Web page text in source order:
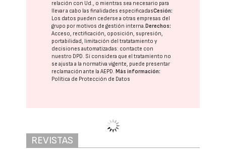
relación con Ud., o mientras sea necesario para
llevar a cabo las finalidades especificadasCesión:
Los datos pueden cederse a otras empresas del
grupo por motivos de gestión interna.Derechos:
Acceso, rectificación, oposición, supresión,
portabilidad, limitación del tratatamiento y
decisiones automatizadas: contacte con
nuestro DPD. Si considera que el tratamiento no
se ajusta a la normativa vigente, puede presentar
reclamación ante laAEPD.Más información:
Política de Protección de Datos
REVISTAS